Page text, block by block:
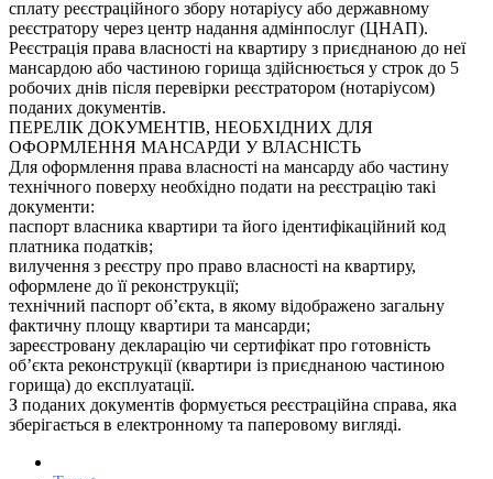
сплату реєстраційного збору нотаріусу або державному
реєстратору через центр надання адмінпослуг (ЦНАП).
Реєстрація права власності на квартиру з приєднаною до неї
мансардою або частиною горища здійснюється у строк до 5
робочих днів після перевірки реєстратором (нотаріусом)
поданих документів.
ПЕРЕЛІК ДОКУМЕНТІВ, НЕОБХІДНИХ ДЛЯ
ОФОРМЛЕННЯ МАНСАРДИ У ВЛАСНІСТЬ
Для оформлення права власності на мансарду або частину
технічного поверху необхідно подати на реєстрацію такі
документи:
паспорт власника квартири та його ідентифікаційний код
платника податків;
вилучення з реєстру про право власності на квартиру,
оформлене до її реконструкції;
технічний паспорт об’єкта, в якому відображено загальну
фактичну площу квартири та мансарди;
зареєстровану декларацію чи сертифікат про готовність
об’єкта реконструкції (квартири із приєднаною частиною
горища) до експлуатації.
З поданих документів формується реєстраційна справа, яка
зберігається в електронному та паперовому вигляді.